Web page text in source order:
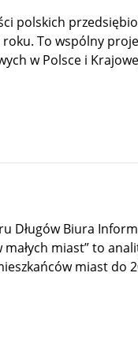
polskich
To wspólny
w Polsce i
Długów Biura
małych miast” to
miast do